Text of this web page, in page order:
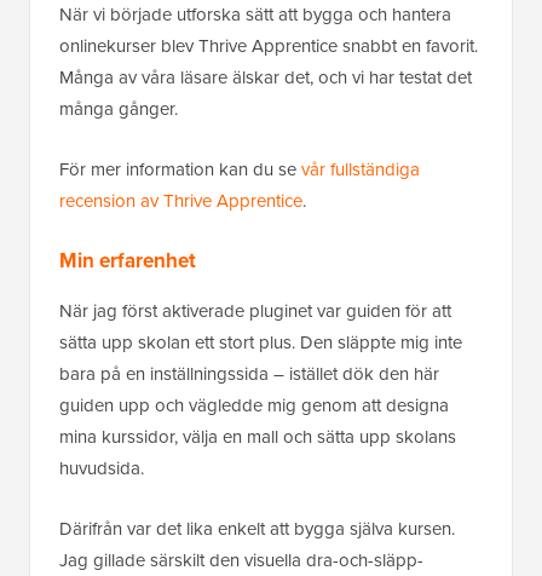
När vi började utforska sätt att bygga och hantera
onlinekurser blev Thrive Apprentice snabbt en favorit.
Många av våra läsare älskar det, och vi har testat det
många gånger.
För mer information kan du sevår fullständiga
recension av Thrive Apprentice.
Min erfarenhet
När jag först aktiverade pluginet var guiden för att
sätta upp skolan ett stort plus. Den släppte mig inte
bara på en inställningssida – istället dök den här
guiden upp och vägledde mig genom att designa
mina kurssidor, välja en mall och sätta upp skolans
huvudsida.
Därifrån var det lika enkelt att bygga själva kursen.
Jag gillade särskilt den visuella dra-och-släpp-